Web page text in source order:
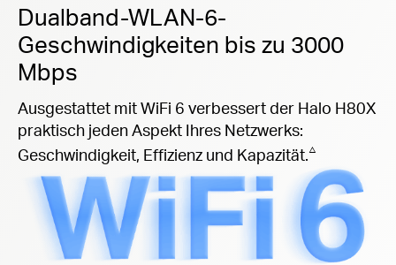
Dualband-WLAN-6-
Geschwindigkeiten bis zu 3000
Mbps
Ausgestattet mit WiFi 6 verbessert der Halo H80X
praktisch jeden Aspekt Ihres Netzwerks:
Geschwindigkeit, Effizienz und Kapazität.△